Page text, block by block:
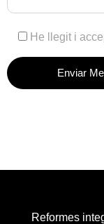
He llegit i
Please
Reformes